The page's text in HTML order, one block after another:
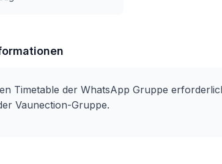
Timetable der WhatsApp Gruppe
Vaunection-Gruppe.